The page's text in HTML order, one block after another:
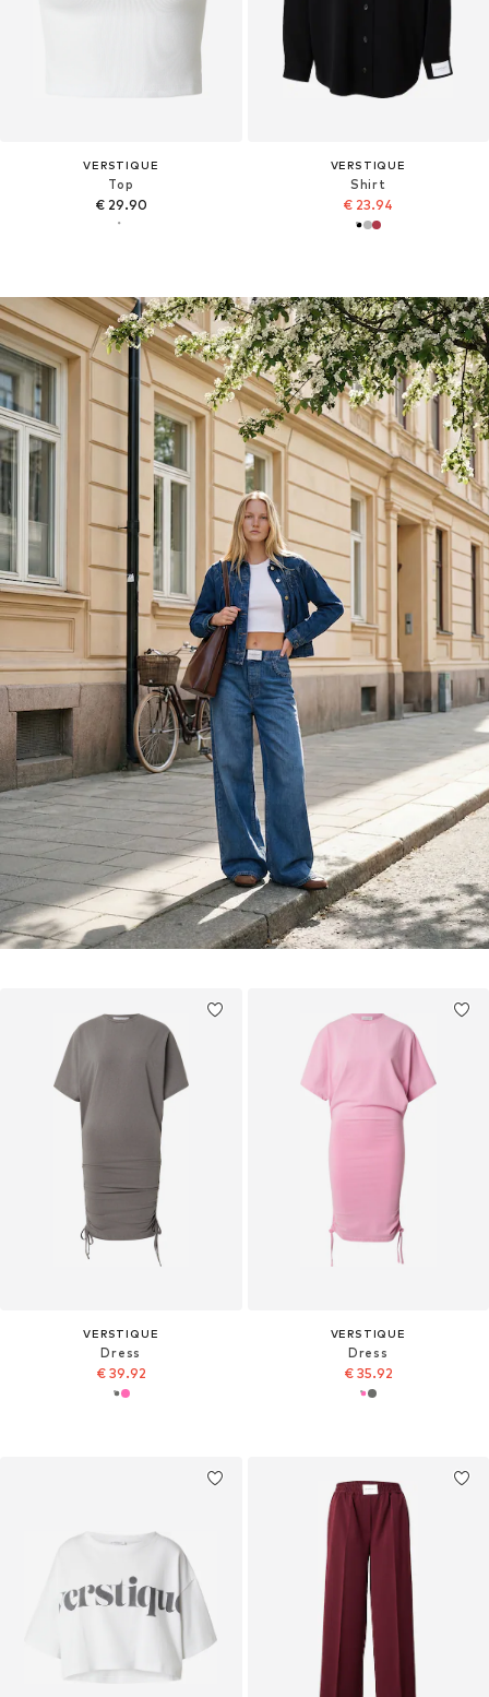
VERSTIQUE
Top
€ 29.90
VERSTIQUE
Shirt
€ 23.94
VERSTIQUE
Dress
€ 39.92
VERSTIQUE
Dress
€ 35.92